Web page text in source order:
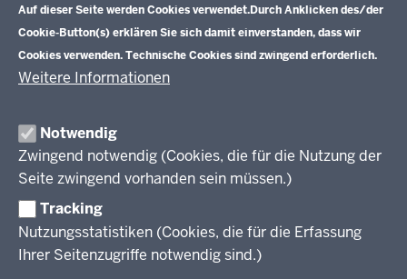
Auf dieser Seite werden Cookies verwendet.Durch Anklicken des/der
Cookie-Button(s) erklären Sie sich damit einverstanden, dass wir
Cookies verwenden. Technische Cookies sind zwingend erforderlich.
Weitere Informationen
Notwendig
Zwingend notwendig (Cookies, die für die Nutzung der
Seite zwingend vorhanden sein müssen.)
Tracking
Nutzungsstatistiken (Cookies, die für die Erfassung
Ihrer Seitenzugriffe notwendig sind.)
Zentrale Prüfungen 10
Übersicht
Fächer
Termine
Ergebnisberichte
Weitere Dokumente
Fragen und Antworten
Zentrale Klausuren Einführungsphase
Fächer
Aufgaben der letzten Jahre
Rechtsgrundlagen
Übersicht
Fächer
Prüfungsaufgaben
Rechtsgrundlagen
Termine
Ergebnisberichte
Zentralabitur Berufliches Gymnasium
Übersicht
Bildungsgänge
Fächer
Zentralabitur WbK
Übersicht